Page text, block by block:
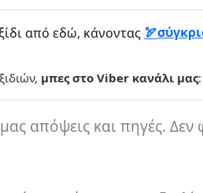
από εδώ, κάνοντας
μπες στο Viber κανάλι μας:
απόψεις και πηγές.